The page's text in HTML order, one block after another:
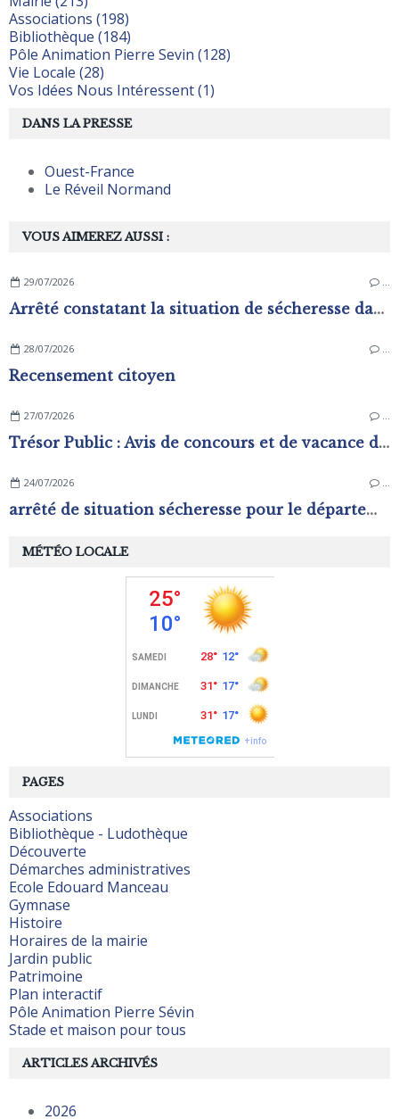
VOUS AIMEREZ AUSSI :
29/07/2026 …
Arrêté constatant la situation de sécheresse dans les zones d'alerte du département de L'Orne
28/07/2026 …
Recensement citoyen
27/07/2026 …
Trésor Public : Avis de concours et de vacance d'emplois
24/07/2026 …
arrêté de situation sécheresse pour le département de l'Orne.
PAGES
Associations
Bibliothèque - Ludothèque
Découverte
Démarches administratives
Ecole Edouard Manceau
Gymnase
Histoire
Horaires de la mairie
Jardin public
Patrimoine
Plan interactif
Pôle Animation Pierre Sévin
Stade et maison pour tous
Associations (198)
Bibliothèque (184)
Pôle Animation Pierre Sevin (128)
Vie Locale (28)
Vos Idées Nous Intéressent (1)
MÉTÉO LOCALE
DANS LA PRESSE
Ouest-France
Le Réveil Normand
ARTICLES ARCHIVÉS
2026